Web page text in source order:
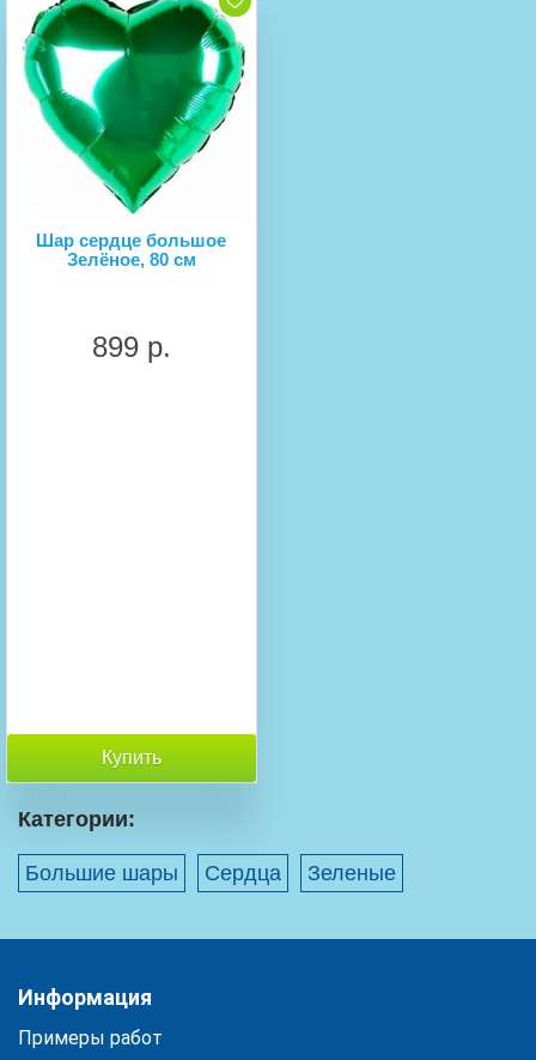
Шар сердце большое
Зелёное, 80 см
899 р.
Купить
Категории:
Большие шары Сердца Зеленые
Информация
Примеры работ